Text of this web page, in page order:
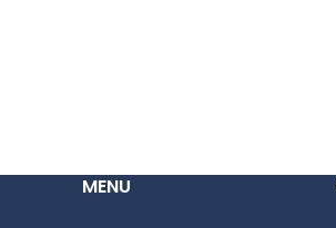
MENU